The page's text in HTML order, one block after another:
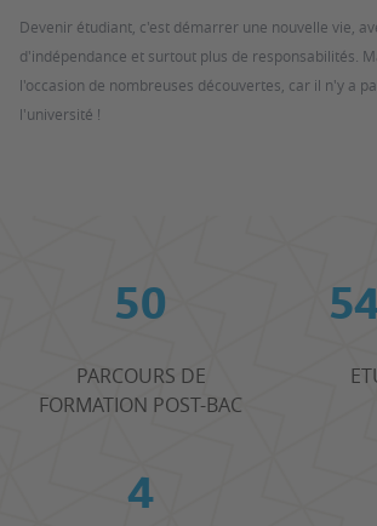
Devenir étudiant, c'est démarrer une nouvelle vie,
d'indépendance et surtout plus de responsabilités.
l'occasion de nombreuses découvertes, car il n'y a
l'université !
50
PARCOURS DE
FORMATION POST-BAC
4